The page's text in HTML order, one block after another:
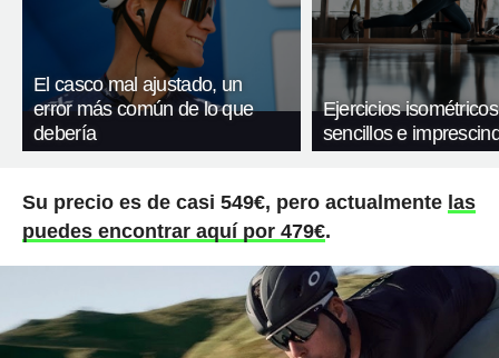
El casco mal ajustado, un
error más común de lo que
debería
Ejercicios
sencillos e
Su precio es de casi 549€, pero actualmente las
puedes encontrar aquí por 479€.